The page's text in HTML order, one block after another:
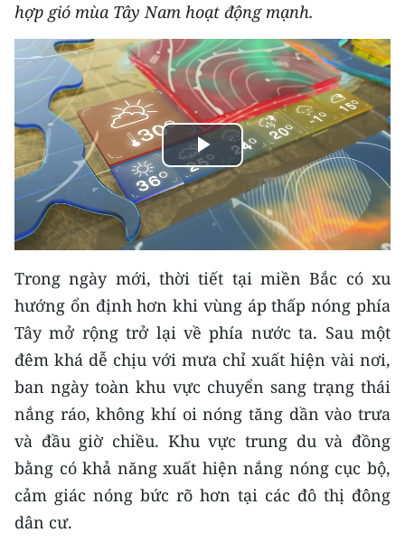
GIÁO DỤC
Y TẾ
KHOA HỌC - CÔNG NGHỆ
MÔI TRƯỜNG
BẠN ĐỌC
KIỂM CHỨNG THÔNG TIN
TRI THỨC CHUYÊN SÂU
54 DÂN TỘC VIỆT NAM
CHƯƠNG TRÌNH OCOP - MỖI XÃ
MỘT SẢN PHẨM
RADIO
MEDIA CENTER
E-Magazine
hợp gió mùa Tây Nam hoạt động mạnh.
Play
Video
Trong ngày mới, thời tiết tại miền Bắc có xu
hướng ổn định hơn khi vùng áp thấp nóng phía
Tây mở rộng trở lại về phía nước ta. Sau một
đêm khá dễ chịu với mưa chỉ xuất hiện vài nơi,
ban ngày toàn khu vực chuyển sang trạng thái
nắng ráo, không khí oi nóng tăng dần vào trưa
và đầu giờ chiều. Khu vực trung du và đồng
bằng có khả năng xuất hiện nắng nóng cục bộ,
cảm giác nóng bức rõ hơn tại các đô thị đông
dân cư.